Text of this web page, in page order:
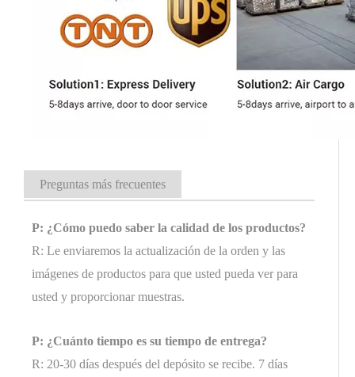
Preguntas más frecuentes
P: ¿Cómo puedo saber la calidad de los productos?
R: Le enviaremos la actualización de la orden y las
imágenes de productos para que usted pueda ver para
usted y proporcionar muestras.
P: ¿Cuánto tiempo es su tiempo de entrega?
R: 20-30 días después del depósito se recibe. 7 días